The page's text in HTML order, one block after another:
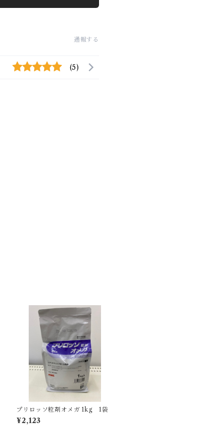
通報する
(5)
プリロッソ粒剤オメガ 1kg 1袋
¥2,123